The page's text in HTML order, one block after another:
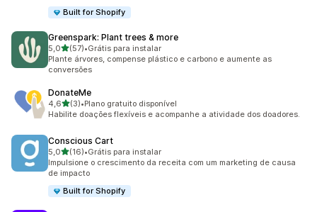
Built for Shopify
Greenspark: Plant trees & more
5,0de 5 estrelas
(57)
57 avaliações ao todo
•Grátis para instalar
Plante árvores, compense plástico e carbono e aumente as
conversões
DonateMe
4,6de 5 estrelas
(3)
3 avaliações ao todo
•Plano gratuito disponível
Habilite doações flexíveis e acompanhe a atividade dos doadores.
Conscious Cart
5,0de 5 estrelas
(16)
16 avaliações ao todo
•Grátis para instalar
Impulsione o crescimento da receita com um marketing de causa
de impacto
Built for Shopify